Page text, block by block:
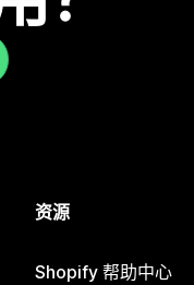
资源
Shopify 帮助中心